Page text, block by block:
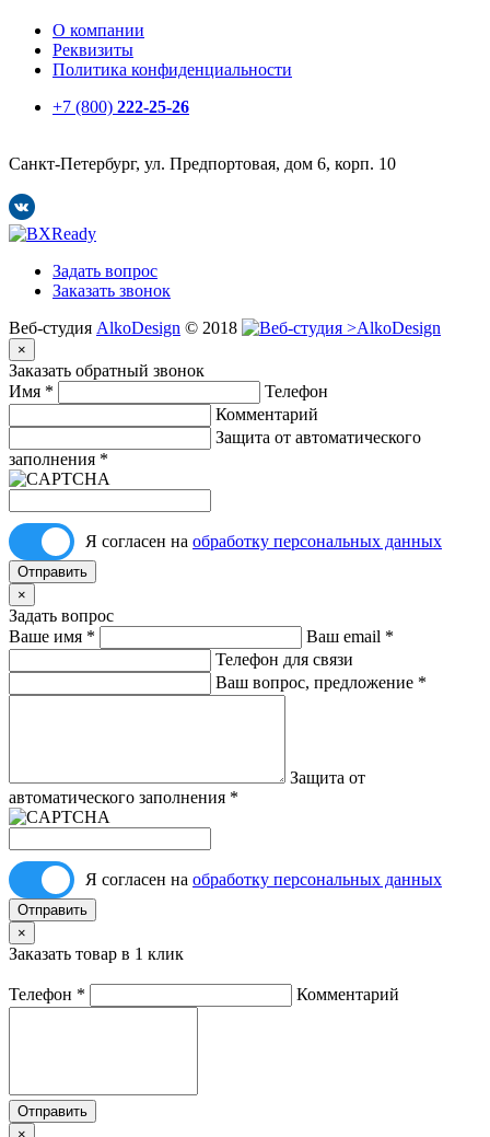
О компании
Реквизиты
Политика конфиденциальности
+7 (800) 222-25-26
Санкт-Петербург, ул. Предпортовая, дом 6, корп. 10
Задать вопрос
Заказать звонок
Веб-студия AlkoDesign © 2018
×
Заказать обратный звонок
Имя *
Телефон
Комментарий
Защита от автоматического
заполнения *
Я согласен на обработку персональных данных
Отправить
×
Задать вопрос
Ваше имя * Ваш email *
Телефон для связи
Ваш вопрос, предложение *
Защита от
автоматического заполнения *
Я согласен на обработку персональных данных
Отправить
×
Заказать товар в 1 клик
Телефон * Комментарий
Отправить
×